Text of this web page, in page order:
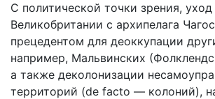
С политической точки зрения, уход
Великобритании с архипелага
прецедентом для деоккупации
например, Мальвинских
а также деколонизации
территорий (de facto — колоний),